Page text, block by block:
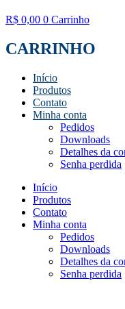
R$ 0,00 0 Carrinho
CARRINHO
Início
Produtos
Contato
Minha conta
Pedidos
Downloads
Detalhes da
Senha perdida
Início
Produtos
Contato
Minha conta
Pedidos
Downloads
Detalhes da
Senha perdida